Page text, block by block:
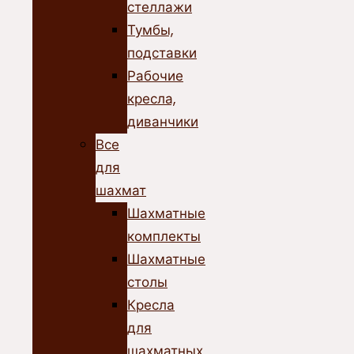
стеллажи
Тумбы,
подставки
Рабочие
кресла,
диванчики
Все
для
шахмат
Шахматные
комплекты
Шахматные
столы
Кресла
для